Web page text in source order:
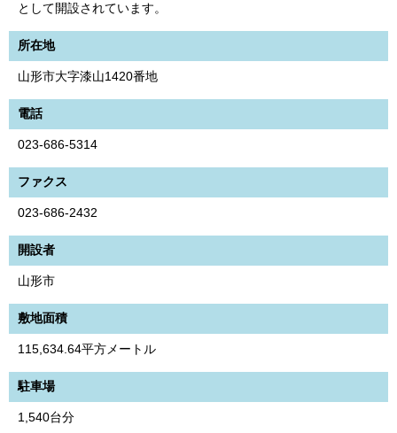
として開設されています。
所在地
山形市大字漆山1420番地
電話
023-686-5314
ファクス
023-686-2432
開設者
山形市
敷地面積
115,634.64平方メートル
駐車場
1,540台分